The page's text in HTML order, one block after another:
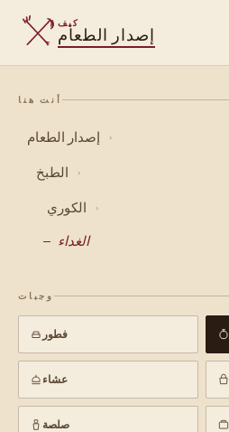
كيف
إصدار الطعام
أنت هنا
إصدار الطعام ›
الطبخ ›
الكوري ›
الغداء
وجبات
فطور
عشاء
صلصة